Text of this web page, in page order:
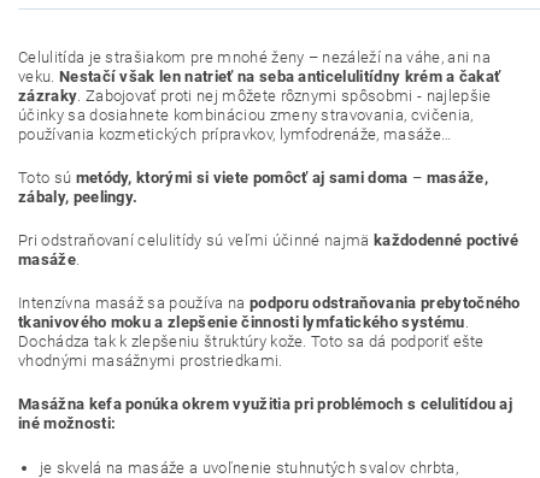
Celulitída je strašiakom pre mnohé ženy – nezáleží na váhe, ani na
veku. Nestačí však len natrieť na seba anticelulitídny krém a čakať
zázraky. Zabojovať proti nej môžete rôznymi spôsobmi - najlepšie
účinky sa dosiahnete kombináciou zmeny stravovania, cvičenia,
používania kozmetických prípravkov, lymfodrenáže, masáže…
Toto sú metódy, ktorými si viete pomôcť aj sami doma – masáže,
zábaly, peelingy.
Pri odstraňovaní celulitídy sú veľmi účinné najmä každodenné poctivé
masáže.
Intenzívna masáž sa používa na podporu odstraňovania prebytočného
tkanivového moku a zlepšenie činnosti lymfatického systému.
Dochádza tak k zlepšeniu štruktúry kože. Toto sa dá podporiť ešte
vhodnými masážnymi prostriedkami.
Masážna kefa ponúka okrem využitia pri problémoch s celulitídou aj
iné možnosti:
je skvelá na masáže a uvoľnenie stuhnutých svalov chrbta,